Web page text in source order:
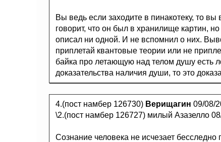
Вы ведь если заходите в пинакотеку, то
говорит, что он был в хранилище картин,
описал ни одной. И не вспомнил о них.
приплетай квантовые теории или не
байка про летающую над телом душу есть
доказательства наличия души, то это
4.(пост намбер 126730) Верищагин 09/08/
\2.(пост намбер 126727) милый Азазелло
Сознание человека не исчезает